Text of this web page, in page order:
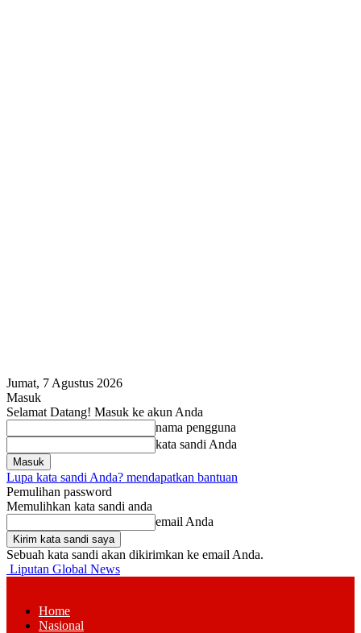
Jumat, 7 Agustus 2026
Masuk
Selamat Datang! Masuk ke akun Anda
nama pengguna
kata sandi Anda
Lupa kata sandi Anda? mendapatkan bantuan
Pemulihan password
Memulihkan kata sandi anda
email Anda
Sebuah kata sandi akan dikirimkan ke email Anda.
Liputan Global News
Home
Nasional